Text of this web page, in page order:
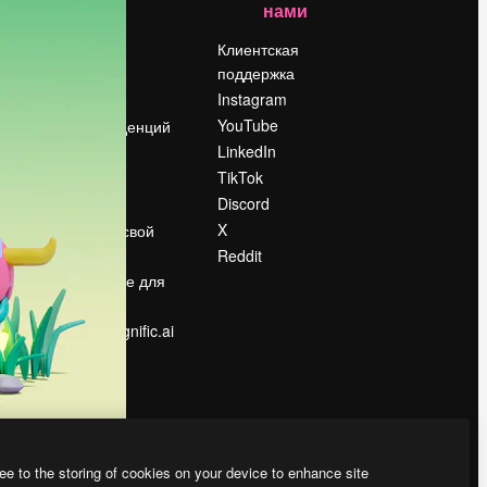
Поиск тенденций
Продайте свой
контент
Помещение для
прессы
Ищете magnific.ai
нами
Клиентская
поддержка
Instagram
YouTube
LinkedIn
TikTok
Discord
X
Reddit
to the storing of cookies on your device to enhance site